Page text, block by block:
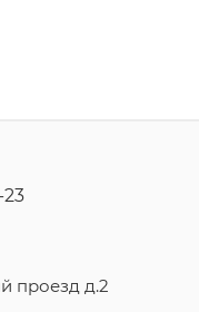
проезд д.2